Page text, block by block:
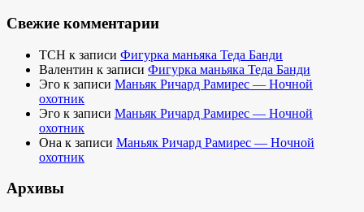
Свежие комментарии
TCH к записи Фигурка маньяка Теда Банди
Валентин к записи Фигурка маньяка Теда Банди
Эго к записи Маньяк Ричард Рамирес — Ночной
охотник
Эго к записи Маньяк Ричард Рамирес — Ночной
охотник
Она к записи Маньяк Ричард Рамирес — Ночной
охотник
Архивы